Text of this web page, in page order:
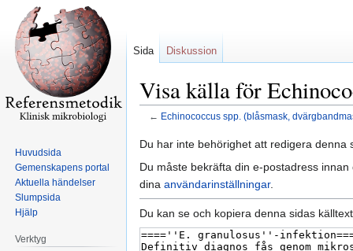
Visa källa för
← Echinococcus spp. (blåsmask,
Hoppa
till
navigering
Hoppa
till
sök
Du har inte behörighet att redigera denna
Du måste bekräfta din e-postadress
dina användarinställningar.
Du kan se och kopiera denna sidas
Sida Diskussion
Huvudsida
Gemenskapens portal
Aktuella händelser
Slumpsida
Hjälp
Verktyg